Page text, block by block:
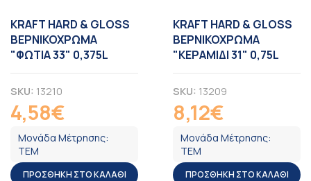
KRAFT HARD & GLOSS
ΒΕΡΝΙΚΟΧΡΩΜΑ
"ΦΩΤΙΑ 33" 0,375L
SKU: 13210
4,58€
Μονάδα Μέτρησης:
ΤΕΜ
ΠΡΟΣΘΉΚΗ ΣΤΟ ΚΑΛΆΘΙ
KRAFT HARD & GLOSS
ΒΕΡΝΙΚΟΧΡΩΜΑ
"ΚΕΡΑΜΙΔΙ 31" 0,75L
SKU: 13209
8,12€
Μονάδα Μέτρησης:
ΤΕΜ
ΠΡΟΣΘΉΚΗ ΣΤΟ ΚΑΛΆΘΙ